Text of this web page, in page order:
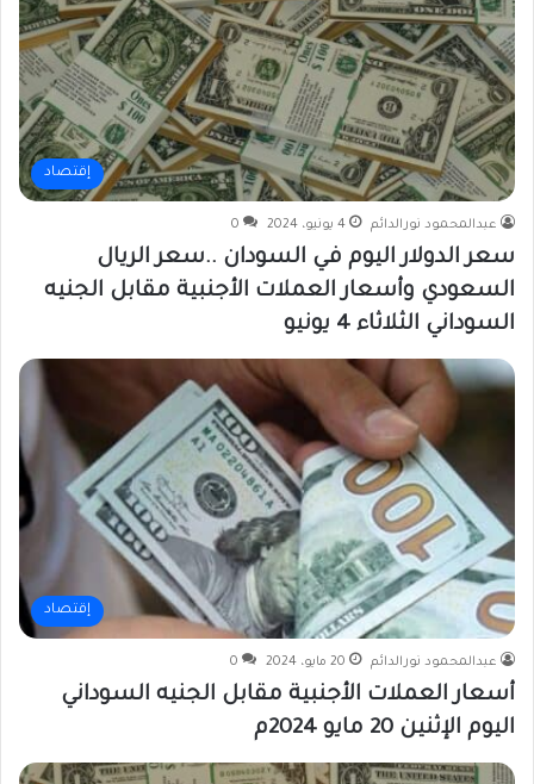
إقتصاد
عبدالمحمود نورالدائم 4 يونيو، 2024 0
سعر الدولار اليوم في السودان ..سعر الريال
السعودي وأسعار العملات الأجنبية مقابل الجنيه
السوداني الثلاثاء 4 يونيو
إقتصاد
عبدالمحمود نورالدائم 20 مايو، 2024 0
أسعار العملات الأجنبية مقابل الجنيه السوداني
اليوم الإثنين 20 مايو 2024م